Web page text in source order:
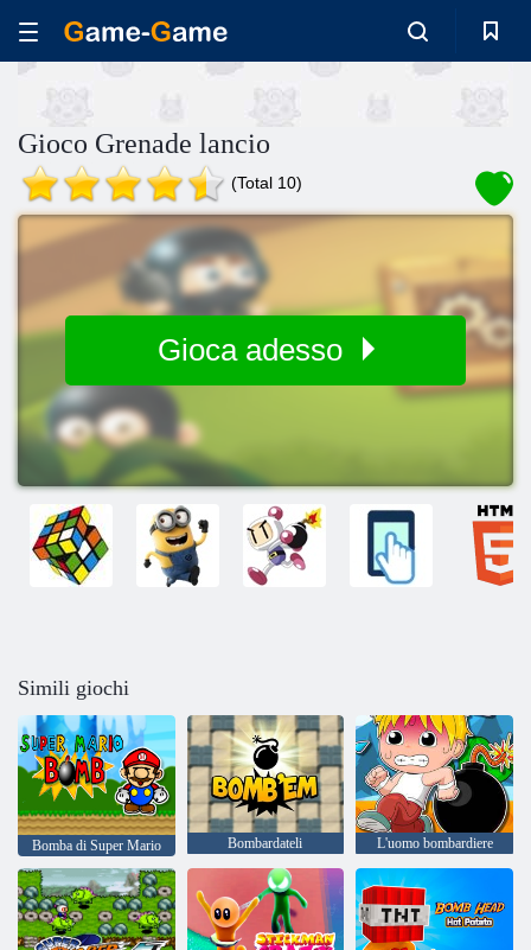
Gioco Grenade lancio
(Total 10)
Gioca adesso
Simili giochi
Bomba di Super Mario Bombardateli L'uomo bombardiere